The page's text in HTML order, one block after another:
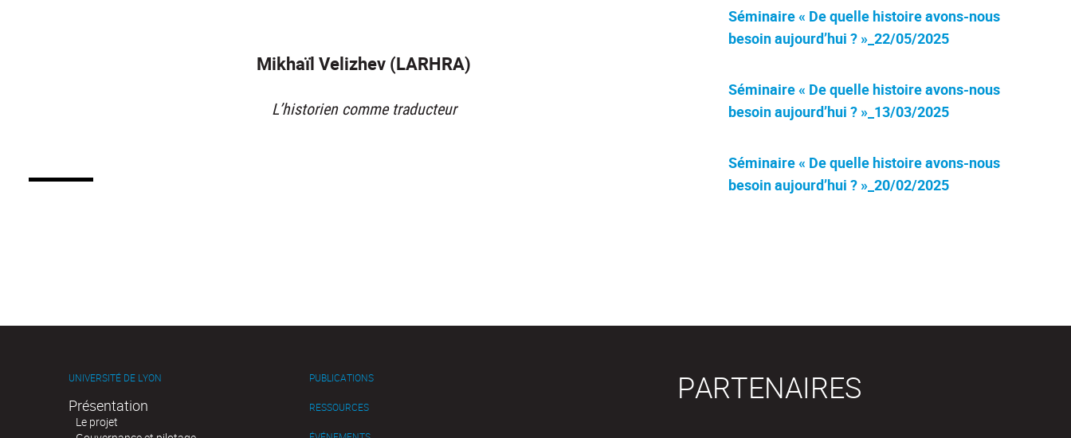
Mikhaïl Velizhev (LARHRA)
L’historien comme traducteur
Séminaire « De quelle histoire avons-nous
besoin aujourd’hui ? »_22/05/2025
Séminaire « De quelle histoire avons-nous
besoin aujourd’hui ? »_13/03/2025
Séminaire « De quelle histoire avons-nous
besoin aujourd’hui ? »_20/02/2025
UNIVERSITÉ DE LYON
Présentation
Le projet
PUBLICATIONS
RESSOURCES
PARTENAIRES